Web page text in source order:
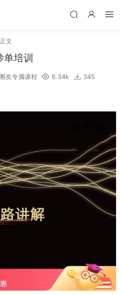
正文
培训
圈友专属课程 6.34k 345